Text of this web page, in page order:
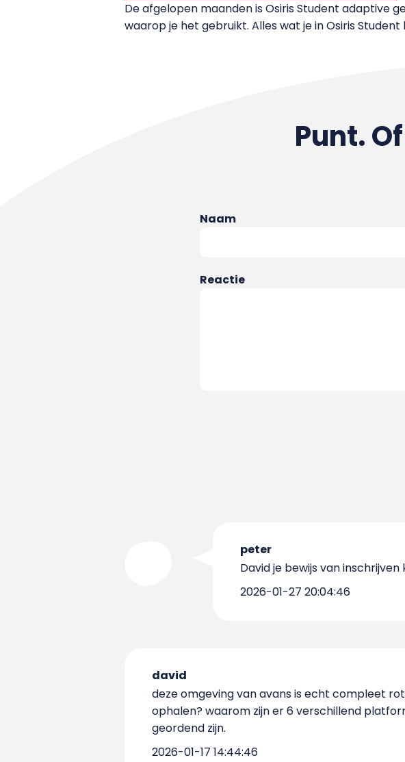
De afgelopen maanden is Osiris Student adaptive
waarop je het gebruikt. Alles wat je in Osiris
Punt.
Naam
Reactie
peter
David je bewijs van
2026-01-27 20:04:46
david
deze omgeving van avans is echt compleet
ophalen? waarom zijn er 6 verschillend
geordend zijn.
2026-01-17 14:44:46